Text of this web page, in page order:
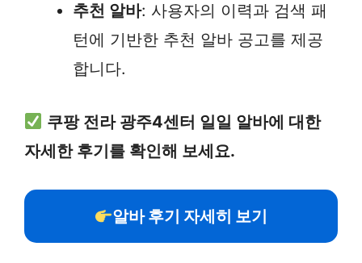
추천 알바: 사용자의 이력과 검색 패
턴에 기반한 추천 알바 공고를 제공
합니다.
쿠팡 전라 광주4센터 일일 알바에 대한
자세한 후기를 확인해 보세요.
알바 후기 자세히 보기